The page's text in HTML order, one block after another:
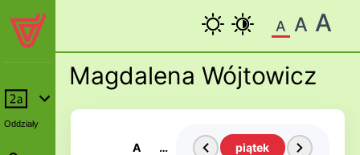
Oddziały
A A A
Magdalena Wójtowicz
A
Ś
piątek